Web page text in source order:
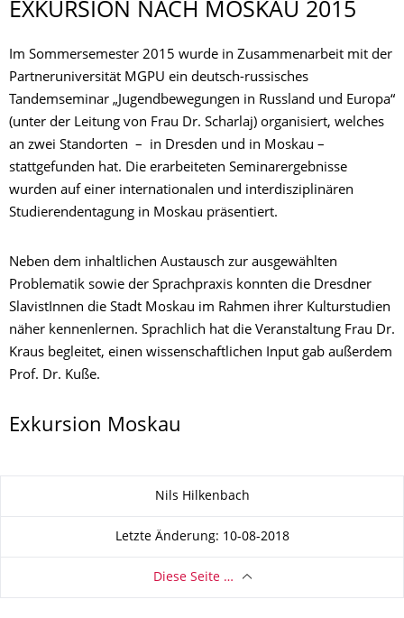
EXKURSION NACH MOSKAU 2015
Im Sommersemester 2015 wurde in Zusammenarbeit mit der
Partneruniversität MGPU ein deutsch-russisches
Tandemseminar „Jugendbewegungen in Russland und Europa“
(unter der Leitung von Frau Dr. Scharlaj) organisiert, welches
an zwei Standorten – in Dresden und in Moskau –
stattgefunden hat. Die erarbeiteten Seminarergebnisse
wurden auf einer internationalen und interdisziplinären
Studierendentagung in Moskau präsentiert.
Neben dem inhaltlichen Austausch zur ausgewählten
Problematik sowie der Sprachpraxis konnten die Dresdner
SlavistInnen die Stadt Moskau im Rahmen ihrer Kulturstudien
näher kennenlernen. Sprachlich hat die Veranstaltung Frau Dr.
Kraus begleitet, einen wissenschaftlichen Input gab außerdem
Prof. Dr. Kuße.
Exkursion Moskau
Nils Hilkenbach
Letzte Änderung: 10-08-2018
Diese Seite …